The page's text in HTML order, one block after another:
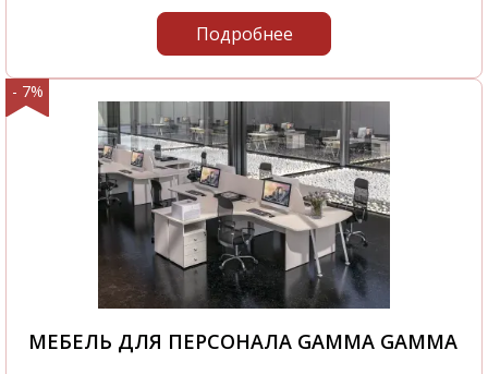
Подробнее
- 7%
МЕБЕЛЬ ДЛЯ ПЕРСОНАЛА GAMMA GAMMA